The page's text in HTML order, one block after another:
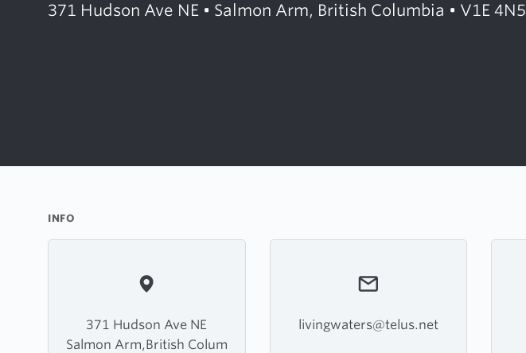
371 Hudson Ave NE • Salmon Arm, British Columbia • V1E 4N5
INFO
371 Hudson Ave NE
Salmon Arm,British Colum
livingwaters@telus.net